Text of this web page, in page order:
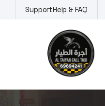
to
content
Help & FAQ
Support